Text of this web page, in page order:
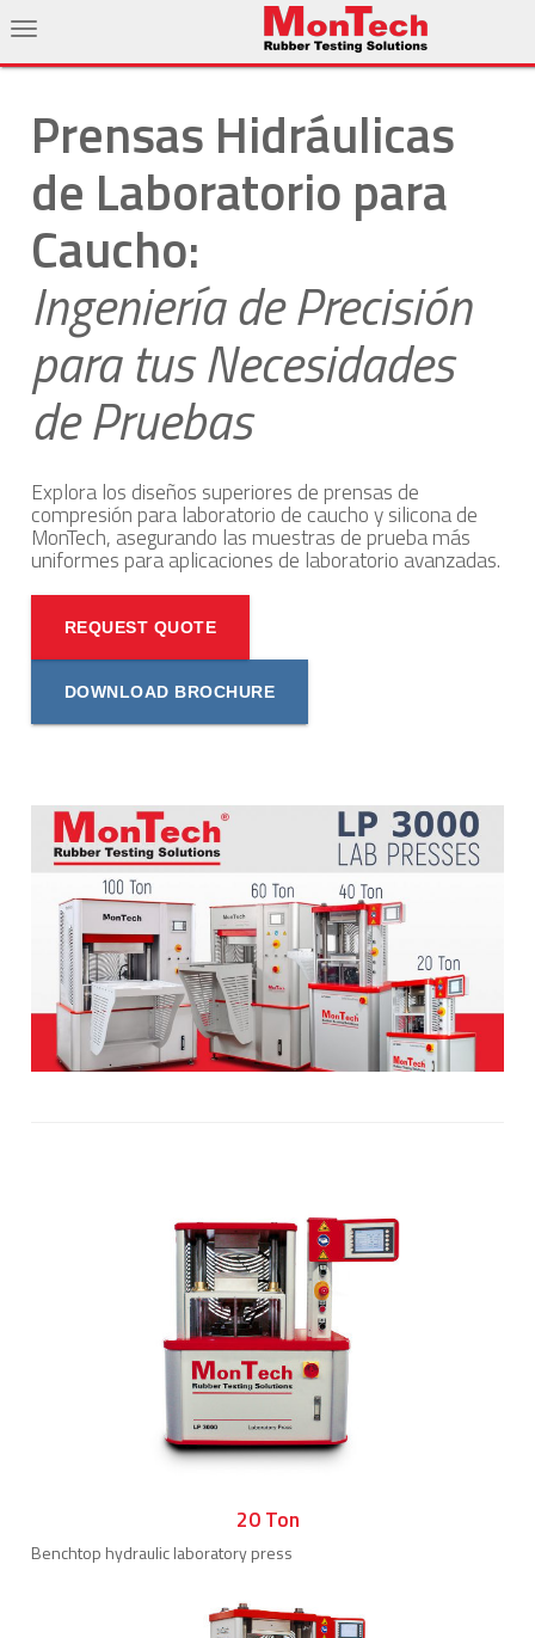
Prensas Hidráulicas
de Laboratorio para
Caucho:
Ingeniería de Precisión
para tus Necesidades
de Pruebas
Explora los diseños superiores de prensas de
compresión para laboratorio de caucho y silicona de
MonTech, asegurando las muestras de prueba más
uniformes para aplicaciones de laboratorio avanzadas.
REQUEST QUOTE
DOWNLOAD BROCHURE
20 Ton
Benchtop hydraulic laboratory press